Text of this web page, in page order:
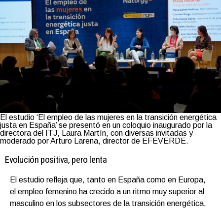
El estudio ‘El empleo de las mujeres en la transición energética
justa en España’ se presentó en un coloquio inaugurado por la
directora del ITJ, Laura Martín, con diversas invitadas y
moderado por Arturo Larena, director de EFEVERDE.
Evolución positiva, pero lenta
El estudio refleja que, tanto en España como en Europa,
el empleo femenino ha crecido a un ritmo muy superior al
masculino en los subsectores de la transición energética,